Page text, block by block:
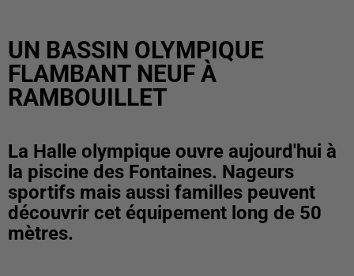
UN BASSIN OLYMPIQUE
FLAMBANT NEUF À
RAMBOUILLET
La Halle olympique ouvre aujourd'hui à
la piscine des Fontaines. Nageurs
sportifs mais aussi familles peuvent
découvrir cet équipement long de 50
mètres.